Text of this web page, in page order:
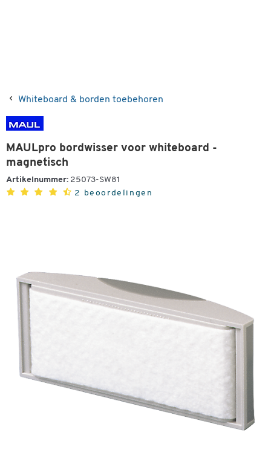
Whiteboard & borden toebehoren
MAULpro bordwisser voor whiteboard -
magnetisch
Artikelnummer: 25073-SW81
2 beoordelingen